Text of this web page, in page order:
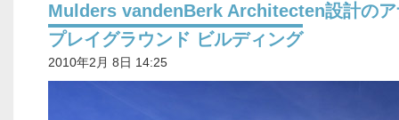
Mulders vandenBerk Architecten設計のア
プレイグラウンド ビルディング
2010年2月 8日 14:25